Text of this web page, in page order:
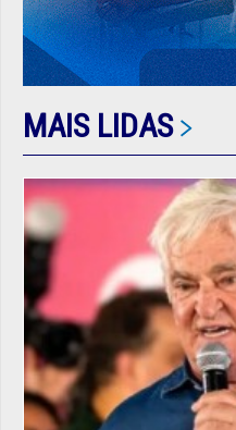
MAIS LIDAS